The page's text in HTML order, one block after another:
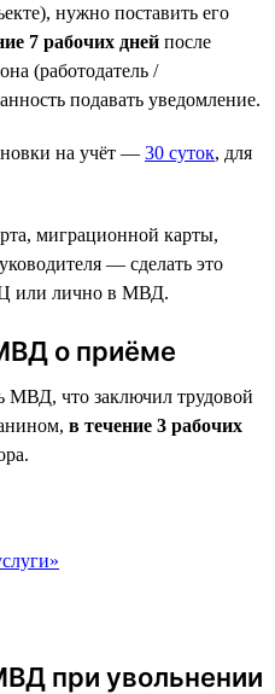
нужно поставить его
7 рабочих дней после
(работодатель /
подавать уведомление.
на учёт — 30 суток, для
миграционной карты,
— сделать это
или лично в МВД.
о приёме
МВД, что заключил трудовой
в течение 3 рабочих
при увольнении